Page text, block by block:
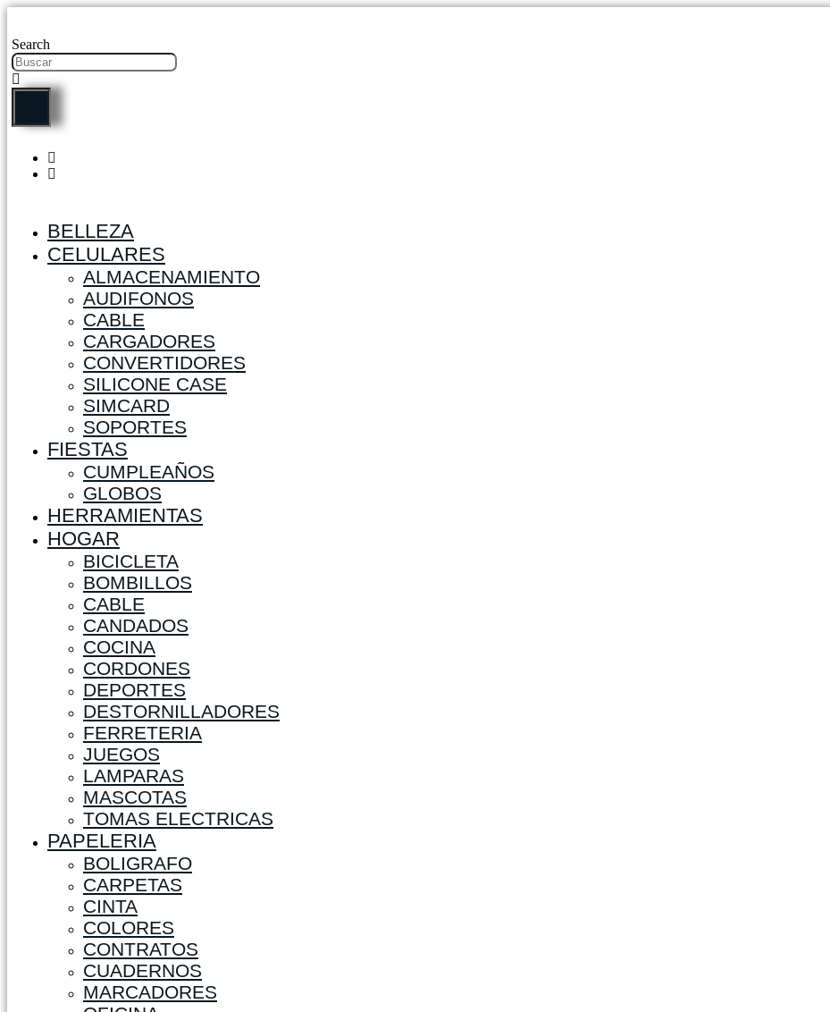
contenido
Search
BELLEZA
CELULARES
ALMACENAMIENTO
AUDIFONOS
CABLE
CARGADORES
CONVERTIDORES
SILICONE CASE
SIMCARD
SOPORTES
FIESTAS
CUMPLEAÑOS
GLOBOS
HERRAMIENTAS
HOGAR
BICICLETA
BOMBILLOS
CABLE
CANDADOS
COCINA
CORDONES
DEPORTES
DESTORNILLADORES
FERRETERIA
JUEGOS
LAMPARAS
MASCOTAS
TOMAS ELECTRICAS
PAPELERIA
BOLIGRAFO
CARPETAS
CINTA
COLORES
CONTRATOS
CUADERNOS
MARCADORES